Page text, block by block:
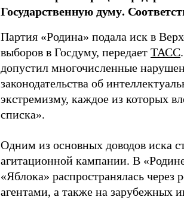
Государственную думу.
Партия «Родина» подала иск в
выборов в Госдуму, передает ТАСС
допустил многочисленные
законодательства об
экстремизму, каждое из которых
списка».
Одним из основных доводов иска
агитационной кампании. В
«Яблока» распространялась
агентами, а также на зарубежных